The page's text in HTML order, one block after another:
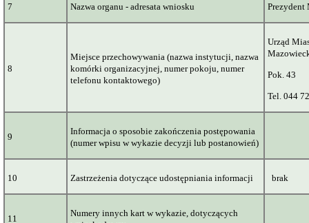
7 Nazwa organu - adresata wniosku Prezydent
8
Miejsce przechowywania (nazwa instytucji, nazwa
komórki organizacyjnej, numer pokoju, numer
telefonu kontaktowego)
Urząd
Pok. 43
Tel. 044
9
Informacja o sposobie zakończenia postępowania
(numer wpisu w wykazie decyzji lub postanowień)
10 Zastrzeżenia dotyczące udostępniania informacji brak
11
Numery innych kart w wykazie, dotyczących